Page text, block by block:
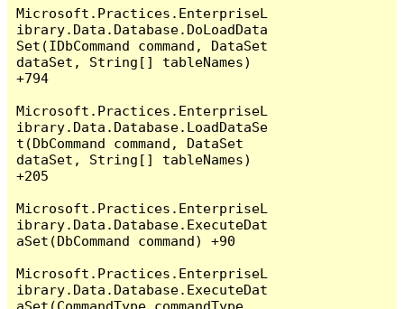
Microsoft.Practices.EnterpriseL
ibrary.Data.Database.DoLoadData
Set(IDbCommand command, DataSet
dataSet, String[] tableNames)
+794
Microsoft.Practices.EnterpriseL
ibrary.Data.Database.LoadDataSe
t(DbCommand command, DataSet
dataSet, String[] tableNames)
+205
Microsoft.Practices.EnterpriseL
ibrary.Data.Database.ExecuteDat
aSet(DbCommand command) +90
Microsoft.Practices.EnterpriseL
ibrary.Data.Database.ExecuteDat
aSet(CommandType commandType,